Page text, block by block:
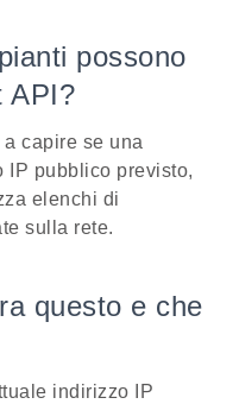
possono
API?
capire se una
pubblico previsto,
elenchi di
sulla rete.
questo e che
indirizzo IP